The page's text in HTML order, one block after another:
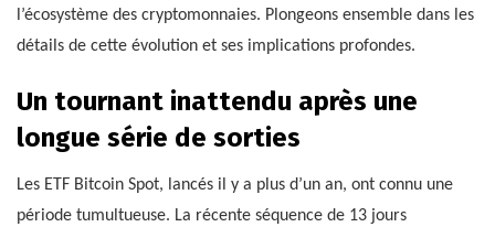
l’écosystème des cryptomonnaies. Plongeons ensemble dans les
détails de cette évolution et ses implications profondes.
Un tournant inattendu après une
longue série de sorties
Les ETF Bitcoin Spot, lancés il y a plus d’un an, ont connu une
période tumultueuse. La récente séquence de 13 jours